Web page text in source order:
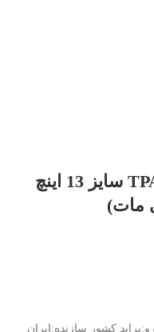
قالپاق پراید 82 برند TPA سایز 13 اینچ